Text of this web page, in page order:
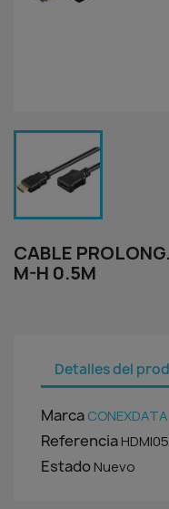
CABLE
M-H 0.5M
Detalles del
MarcaCONEXDATA
Referencia
EstadoNuevo